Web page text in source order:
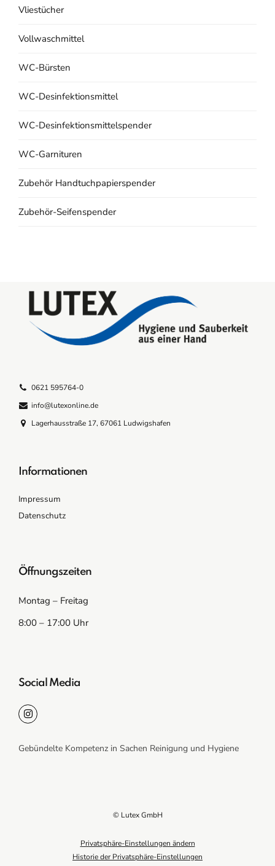
Vliestücher
Vollwaschmittel
WC-Bürsten
WC-Desinfektionsmittel
WC-Desinfektionsmittelspender
WC-Garnituren
Zubehör Handtuchpapierspender
Zubehör-Seifenspender
0621 595764-0
info@lutexonline.de
Lagerhausstraße 17, 67061 Ludwigshafen
Informationen
Impressum
Datenschutz
Öffnungszeiten
Montag – Freitag
8:00 – 17:00 Uhr
Social Media
Gebündelte Kompetenz in Sachen Reinigung und Hygiene
© Lutex GmbH
Privatsphäre-Einstellungen ändern
Historie der Privatsphäre-Einstellungen